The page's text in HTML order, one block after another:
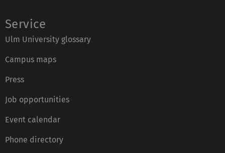
Service
Ulm University glossary
Campus maps
Press
Job opportunities
Event calendar
Phone directory